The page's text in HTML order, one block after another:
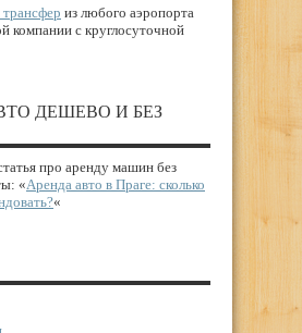
трансфер из любого аэропорта
компании с круглосуточной
ДЕШЕВО И БЕЗ
про аренду машин без
«Аренда авто в Праге: сколько
«